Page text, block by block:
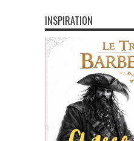
INSPIRATION